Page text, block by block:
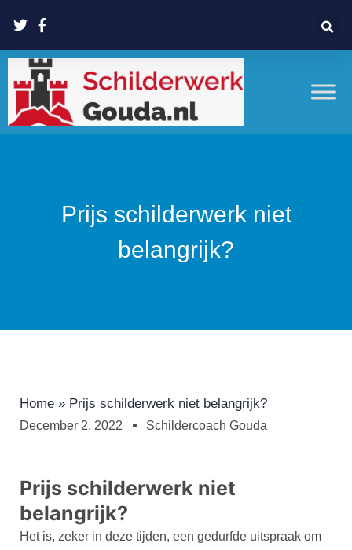
Prijs schilderwerk niet
belangrijk?
Home » Prijs schilderwerk niet belangrijk?
December 2, 2022 Schildercoach Gouda
Prijs schilderwerk niet
belangrijk?
Het is, zeker in deze tijden, een gedurfde uitspraak om